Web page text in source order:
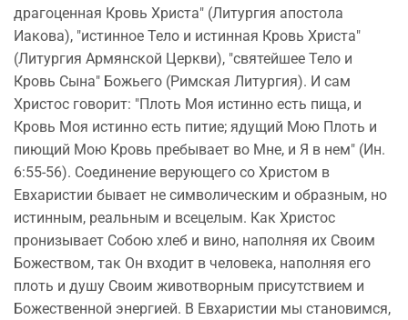
драгоценная Кровь Христа" (Литургия апостола
Иакова), "истинное Тело и истинная Кровь Христа"
(Литургия Армянской Церкви), "святейшее Тело и
Кровь Сына" Божьего (Римская Литургия). И сам
Христос говорит: "Плоть Моя истинно есть пища, и
Кровь Моя истинно есть питие; ядущий Мою Плоть и
пиющий Мою Кровь пребывает во Мне, и Я в нем" (Ин.
6:55-56). Соединение верующего со Христом в
Евхаристии бывает не символическим и образным, но
истинным, реальным и всецелым. Как Христос
пронизывает Собою хлеб и вино, наполняя их Своим
Божеством, так Он входит в человека, наполняя его
плоть и душу Своим животворным присутствием и
Божественной энергией. В Евхаристии мы становимся,